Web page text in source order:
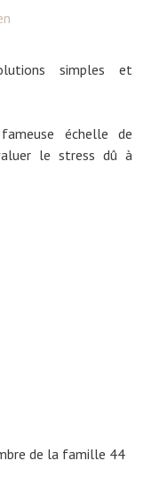
simples et
échelle de
le stress dû à
de la famille 44